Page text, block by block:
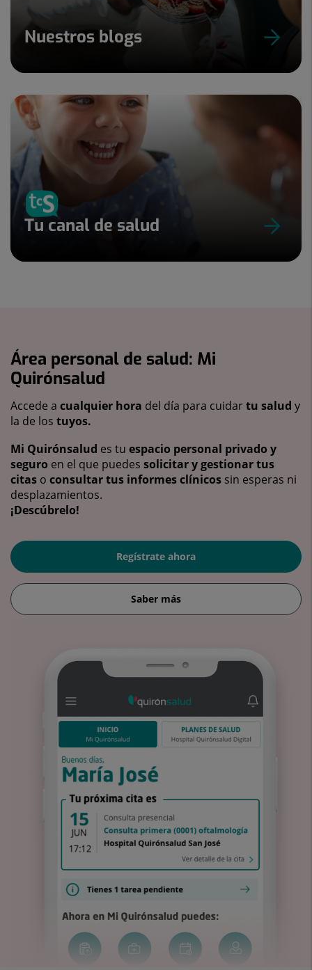
Nuestros blogs
Tu canal de salud
Área personal de salud: Mi
Quirónsalud
Accede a cualquier hora del día para cuidartu salud y
la de los tuyos.
Mi Quirónsalud es tu espacio personal privado y
seguro en el que puedes solicitar y gestionar tus
citas o consultar tus informes clínicos sin esperas ni
desplazamientos.
¡Descúbrelo!
Regístrate ahora
Saber más